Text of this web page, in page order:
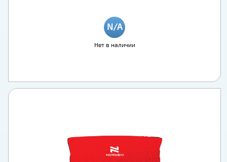
Нет в наличии